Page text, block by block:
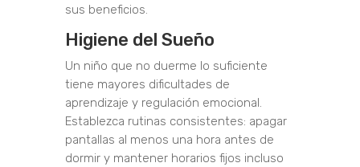
sus beneficios.
Higiene del Sueño
Un niño que no duerme lo suficiente
tiene mayores dificultades de
aprendizaje y regulación emocional.
Establezca rutinas consistentes: apagar
pantallas al menos una hora antes de
dormir y mantener horarios fijos incluso